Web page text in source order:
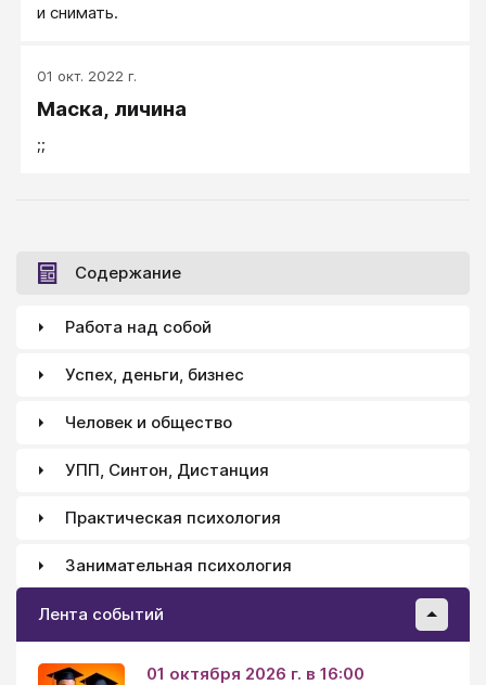
и снимать.
01 окт. 2022 г.
Маска, личина
;;
Содержание
Работа над собой
Успех, деньги, бизнес
Человек и общество
УПП, Синтон, Дистанция
Практическая психология
Занимательная психология
Лента событий
01 октября 2026 г. в 16:00